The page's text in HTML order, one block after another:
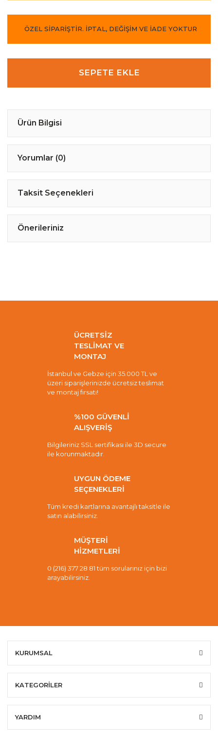
ÖZEL SİPARİŞTİR. İPTAL, DEĞİŞİM VE İADE YOKTUR
SEPETE EKLE
Ürün Bilgisi
Yorumlar (0)
Taksit Seçenekleri
Önerileriniz
ÜCRETSİZ
TESLİMAT VE
MONTAJ
İstanbul ve Gebze için 35.000 TL ve
üzeri siparişlerinizde ücretsiz teslimat
ve montaj fırsatı!
%100 GÜVENLİ
ALIŞVERİŞ
Bilgileriniz SSL sertifikası ile 3D secure
ile korunmaktadır.
UYGUN ÖDEME
SEÇENEKLERİ
Tüm kredi kartlarına avantajlı taksitle ile
satın alabilirsiniz.
MÜŞTERİ
HİZMETLERİ
0 (216) 377 28 81 tüm sorularınız için bizi
arayabilirsiniz.
KURUMSAL
KATEGORİLER
YARDIM